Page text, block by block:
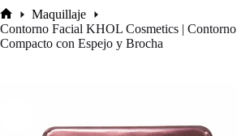
Inicio
Maquillaje
Contorno Facial KHOL Cosmetics | Contorno
Compacto con Espejo y Brocha